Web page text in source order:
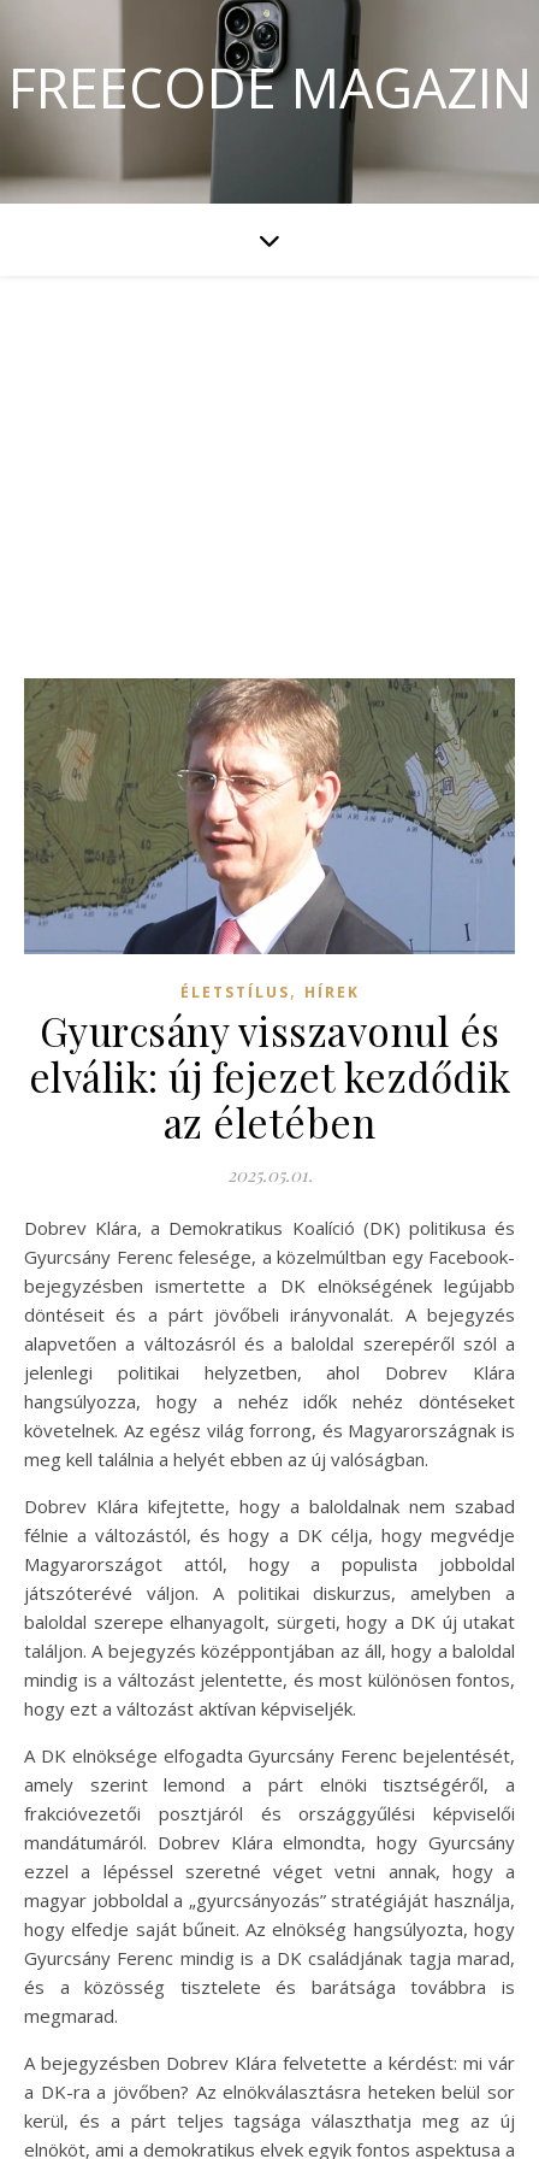
FREECODE MAGAZIN
ÉLETSTÍLUS, HÍREK
Gyurcsány visszavonul és
elválik: új fejezet kezdődik
az életében
2025.05.01.
Dobrev Klára, a Demokratikus Koalíció (DK) politikusa és
Gyurcsány Ferenc felesége, a közelmúltban egy Facebook-
bejegyzésben ismertette a DK elnökségének legújabb
döntéseit és a párt jövőbeli irányvonalát. A bejegyzés
alapvetően a változásról és a baloldal szerepéről szól a
jelenlegi politikai helyzetben, ahol Dobrev Klára
hangsúlyozza, hogy a nehéz idők nehéz döntéseket
követelnek. Az egész világ forrong, és Magyarországnak is
meg kell találnia a helyét ebben az új valóságban.
Dobrev Klára kifejtette, hogy a baloldalnak nem szabad
félnie a változástól, és hogy a DK célja, hogy megvédje
Magyarországot attól, hogy a populista jobboldal
játszóterévé váljon. A politikai diskurzus, amelyben a
baloldal szerepe elhanyagolt, sürgeti, hogy a DK új utakat
találjon. A bejegyzés középpontjában az áll, hogy a baloldal
mindig is a változást jelentette, és most különösen fontos,
hogy ezt a változást aktívan képviseljék.
A DK elnöksége elfogadta Gyurcsány Ferenc bejelentését,
amely szerint lemond a párt elnöki tisztségéről, a
frakcióvezetői posztjáról és országgyűlési képviselői
mandátumáról. Dobrev Klára elmondta, hogy Gyurcsány
ezzel a lépéssel szeretné véget vetni annak, hogy a
magyar jobboldal a „gyurcsányozás” stratégiáját használja,
hogy elfedje saját bűneit. Az elnökség hangsúlyozta, hogy
Gyurcsány Ferenc mindig is a DK családjának tagja marad,
és a közösség tisztelete és barátsága továbbra is
megmarad.
A bejegyzésben Dobrev Klára felvetette a kérdést: mi vár
a DK-ra a jövőben? Az elnökválasztásra heteken belül sor
kerül, és a párt teljes tagsága választhatja meg az új
elnököt, ami a demokratikus elvek egyik fontos aspektusa a